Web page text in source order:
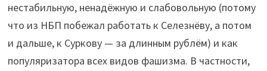
нестабильную, ненадёжную и слабовольную (потому
что из НБП побежал работать к Селезнёву, а потом
и дальше, к Суркову — за длинным рублём) и как
популяризатора всех видов фашизма. В частности,